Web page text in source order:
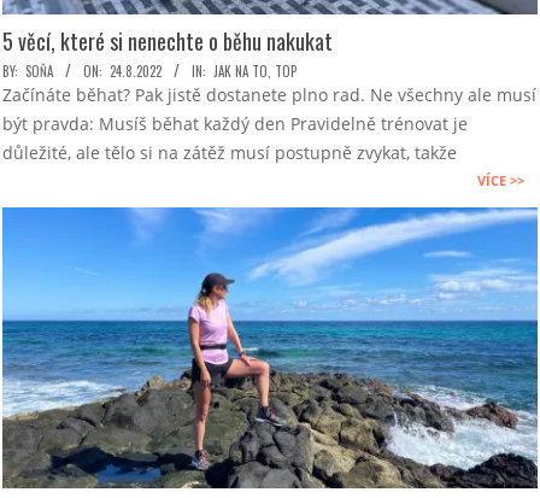
5 věcí, které si nenechte o běhu nakukat
2022-
08-
24
BY: SOŇA ON: 24.8.2022 IN: JAK NA TO TOP
Začínáte běhat? Pak jistě dostanete plno rad. Ne všechny ale musí
být pravda: Musíš běhat každý den Pravidelně trénovat je
důležité, ale tělo si na zátěž musí postupně zvykat, takže
VÍCE >>